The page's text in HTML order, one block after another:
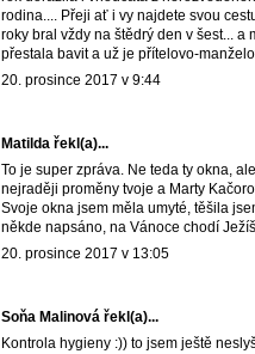
rodina.... Přeji ať i vy najdete svou
roky bral vždy na štědrý den v šest...
přestala bavit a už je přítelovo-
20. prosince 2017 v 9:44
Matilda řekl(a)...
To je super zpráva. Ne teda ty okna,
nejraději proměny tvoje a Marty
Svoje okna jsem měla umyté, těšila
někde napsáno, na Vánoce chodí
20. prosince 2017 v 13:05
Soňa Malinová řekl(a)...
Kontrola hygieny :)) to jsem ještě